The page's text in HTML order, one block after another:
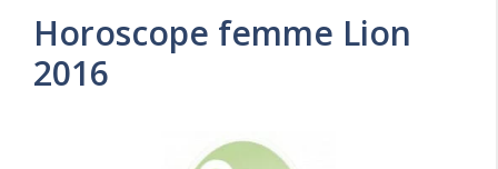
Horoscope femme Lion
2016